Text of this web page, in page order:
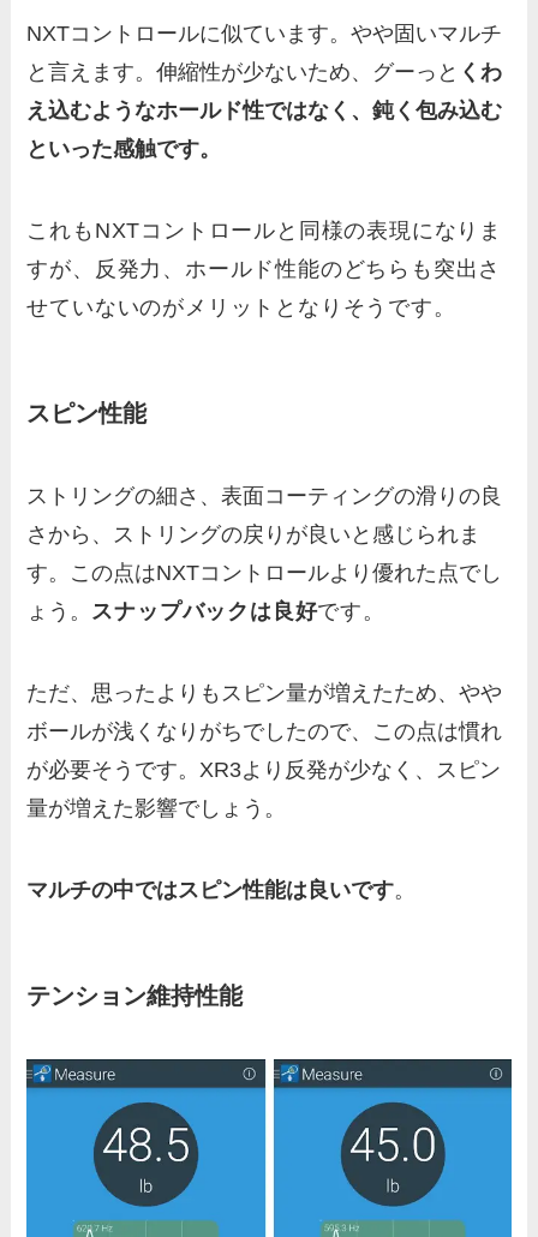
NXTコントロールに似ています。やや固いマルチ
と言えます。伸縮性が少ないため、グーっと くわ
え込むようなホールド性ではなく、鈍く包み込む
といった感触です。
これもNXTコントロールと同様の表現になりま
すが、反発力、ホールド性能のどちらも突出さ
せていないのがメリットとなりそうです。
スピン性能
ストリングの細さ、表面コーティングの滑りの良
さから、ストリングの戻りが良いと感じられま
す。この点はNXTコントロールより優れた点でし
ょう。 スナップバックは良好です。
ただ、思ったよりもスピン量が増えたため、やや
ボールが浅くなりがちでしたので、この点は慣れ
が必要そうです。XR3より反発が少なく、スピン
量が増えた影響でしょう。
マルチの中ではスピン性能は良いです。
テンション維持性能